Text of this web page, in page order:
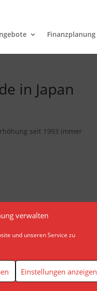
verwalten
und unseren Service zu
Einstellungen anzeigen
Finanzplanung
in Japan
seit 1993 immer
Andreas Pindl